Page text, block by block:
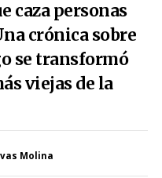
caza personas
crónica sobre
se transformó
viejas de la
Molina